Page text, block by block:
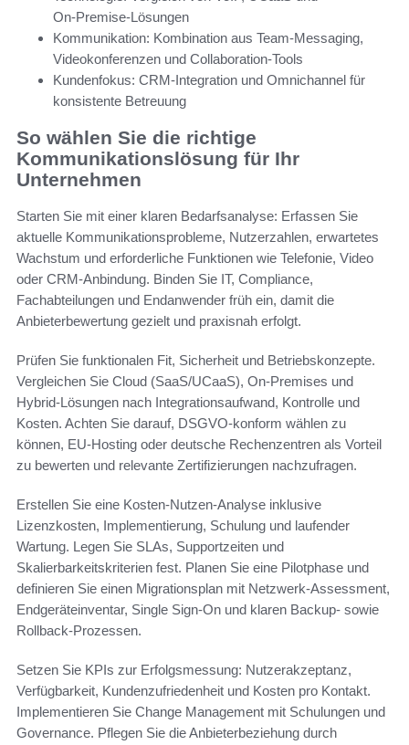
On‑Premise‑Lösungen
Kommunikation: Kombination aus Team‑Messaging,
Videokonferenzen und Collaboration‑Tools
Kundenfokus: CRM‑Integration und Omnichannel für
konsistente Betreuung
So wählen Sie die richtige
Kommunikationslösung für Ihr
Unternehmen
Starten Sie mit einer klaren Bedarfsanalyse: Erfassen Sie
aktuelle Kommunikationsprobleme, Nutzerzahlen, erwartetes
Wachstum und erforderliche Funktionen wie Telefonie, Video
oder CRM-Anbindung. Binden Sie IT, Compliance,
Fachabteilungen und Endanwender früh ein, damit die
Anbieterbewertung gezielt und praxisnah erfolgt.
Prüfen Sie funktionalen Fit, Sicherheit und Betriebskonzepte.
Vergleichen Sie Cloud (SaaS/UCaaS), On‑Premises und
Hybrid-Lösungen nach Integrationsaufwand, Kontrolle und
Kosten. Achten Sie darauf, DSGVO-konform wählen zu
können, EU-Hosting oder deutsche Rechenzentren als Vorteil
zu bewerten und relevante Zertifizierungen nachzufragen.
Erstellen Sie eine Kosten-Nutzen-Analyse inklusive
Lizenzkosten, Implementierung, Schulung und laufender
Wartung. Legen Sie SLAs, Supportzeiten und
Skalierbarkeitskriterien fest. Planen Sie eine Pilotphase und
definieren Sie einen Migrationsplan mit Netzwerk-Assessment,
Endgeräteinventar, Single Sign-On und klaren Backup- sowie
Rollback-Prozessen.
Setzen Sie KPIs zur Erfolgsmessung: Nutzerakzeptanz,
Verfügbarkeit, Kundenzufriedenheit und Kosten pro Kontakt.
Implementieren Sie Change Management mit Schulungen und
Governance. Pflegen Sie die Anbieterbeziehung durch